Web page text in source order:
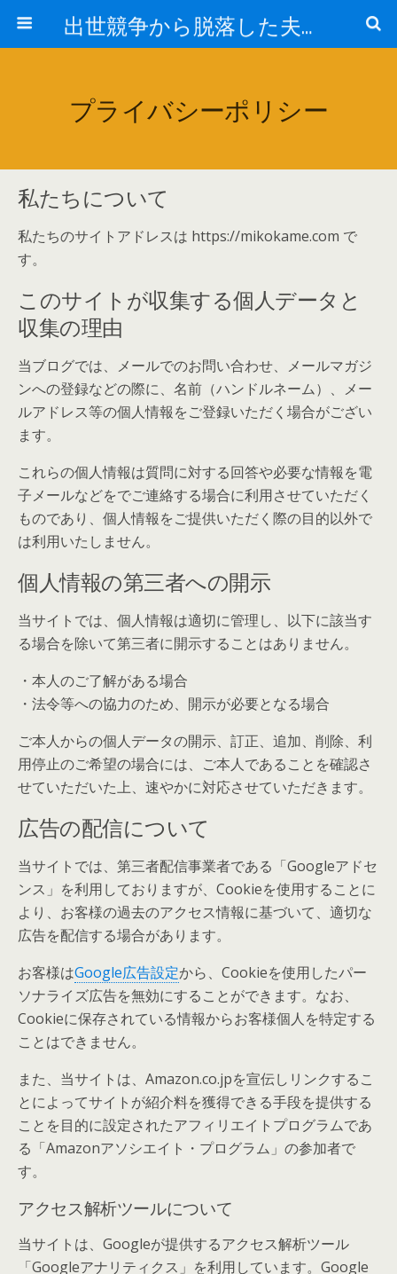
出世競争から脱落した夫と妻の日常
プライバシーポリシー
私たちについて
私たちのサイトアドレスは https://mikokame.com で
す。
このサイトが収集する個人データと
収集の理由
当ブログでは、メールでのお問い合わせ、メールマガジ
ンへの登録などの際に、名前（ハンドルネーム）、メー
ルアドレス等の個人情報をご登録いただく場合がござい
ます。
これらの個人情報は質問に対する回答や必要な情報を電
子メールなどをでご連絡する場合に利用させていただく
ものであり、個人情報をご提供いただく際の目的以外で
は利用いたしません。
個人情報の第三者への開示
当サイトでは、個人情報は適切に管理し、以下に該当す
る場合を除いて第三者に開示することはありません。
・本人のご了解がある場合
・法令等への協力のため、開示が必要となる場合
ご本人からの個人データの開示、訂正、追加、削除、利
用停止のご希望の場合には、ご本人であることを確認さ
せていただいた上、速やかに対応させていただきます。
広告の配信について
当サイトでは、第三者配信事業者である「Googleアドセ
ンス」を利用しておりますが、Cookieを使用することに
より、お客様の過去のアクセス情報に基づいて、適切な
広告を配信する場合があります。
お客様はGoogle広告設定から、Cookieを使用したパー
ソナライズ広告を無効にすることができます。なお、
Cookieに保存されている情報からお客様個人を特定する
ことはできません。
また、当サイトは、Amazon.co.jpを宣伝しリンクするこ
とによってサイトが紹介料を獲得できる手段を提供する
ことを目的に設定されたアフィリエイトプログラムであ
る「Amazonアソシエイト・プログラム」の参加者で
す。
アクセス解析ツールについて
当サイトは、Googleが提供するアクセス解析ツール
「Googleアナリティクス」を利用しています。Google